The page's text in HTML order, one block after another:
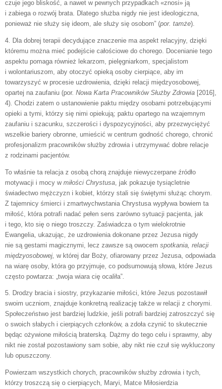
czuje jego bliskość, a nawet w pewnych przypadkach «znosi» ją
i zabiega o rozwój brata. Dlatego służba nigdy nie jest ideologiczna,
ponieważ nie służy się ideom, ale służy się osobom” (por. tamże).
4. Dla dobrej terapii decydujące znaczenie ma aspekt relacyjny, dzięki
któremu można mieć podejście całościowe do chorego. Docenianie tego
aspektu pomaga również lekarzom, pielęgniarkom, specjalistom
i wolontariuszom, aby otoczyć opieką osoby cierpiące, aby im
towarzyszyć w procesie uzdrowienia, dzięki relacji międzyosobowej,
opartej na zaufaniu (por. Nowa Karta Pracowników Służby Zdrowia [2016],
4). Chodzi zatem o ustanowienie paktu między osobami potrzebującymi
opieki a tymi, którzy się nimi opiekują; paktu opartego na wzajemnym
zaufaniu i szacunku, szczerości i dyspozycyjności, aby przezwyciężyć
wszelkie bariery obronne, umieścić w centrum godność chorego, chronić
profesjonalizm pracowników służby zdrowia i utrzymywać dobre relacje
z rodzinami pacjentów.
To właśnie ta relacja z osobą chorą znajduje niewyczerpane źródło
motywacji i mocy w miłości Chrystusa , jak pokazuje tysiącletnie
świadectwo mężczyzn i kobiet, którzy stali się świętymi służąc chorym.
Z tajemnicy śmierci i zmartwychwstania Chrystusa wypływa bowiem ta
miłość, która potrafi nadać pełen sens zarówno sytuacji pacjenta, jak
i tego, kto się o niego troszczy. Zaświadcza o tym wielokrotnie
Ewangelia, ukazując, że uzdrowienia dokonane przez Jezusa nigdy
nie są gestami magicznymi, lecz zawsze są owocem spotkania, relacji
międzyosobowej, w której dar Boży, ofiarowany przez Jezusa, odpowiada
na wiarę osoby, która go przyjmuje, co podsumowują słowa, które Jezus
często powtarza: „twoja wiara cię ocaliła”.
5. Drodzy bracia i siostry, przykazanie miłości, które Jezus pozostawił
swoim uczniom, znajduje konkretną realizację także w relacji z chorymi.
Społeczeństwo jest bardziej ludzkie, jeśli potrafi bardziej zatroszczyć się
o swoich słabych i cierpiących członków, a zdoła czynić to skutecznie
będąc ożywione miłością braterską. Dążmy do tego celu i sprawmy, aby
nikt nie został pozostawiony sam sobie, aby nikt nie czuł się wykluczony
lub opuszczony.
Powierzam wszystkich chorych, pracowników służby zdrowia i tych,
którzy troszczą się o cierpiących, Maryi, Matce Miłosierdzia